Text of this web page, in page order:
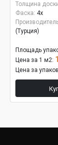
Толщина
Фаска: 4x
(Турция)
Площадь
Цена за 1 м2:
Цена за